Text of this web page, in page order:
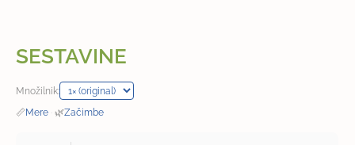
SESTAVINE
Množilnik:
📏Mere · 🌿Začimbe